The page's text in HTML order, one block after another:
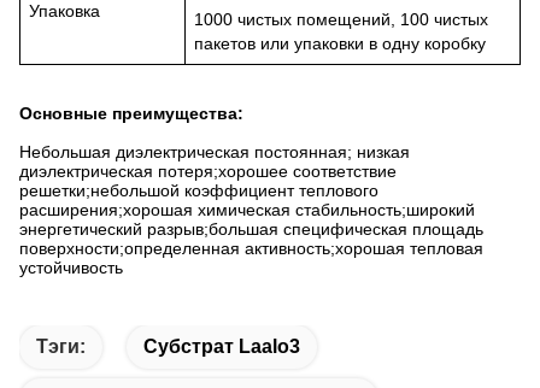
Упаковка
1000 чистых помещений, 100 чистых
пакетов или упаковки в одну коробку
Основные преимущества:
Небольшая диэлектрическая постоянная; низкая
диэлектрическая потеря;хорошее соответствие
решетки;небольшой коэффициент теплового
расширения;хорошая химическая стабильность;широкий
энергетический разрыв;большая специфическая площадь
поверхности;определенная активность;хорошая тепловая
устойчивость
Тэги: Субстрат Laalo3